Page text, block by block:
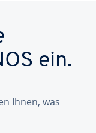
ein.
Ihnen, was